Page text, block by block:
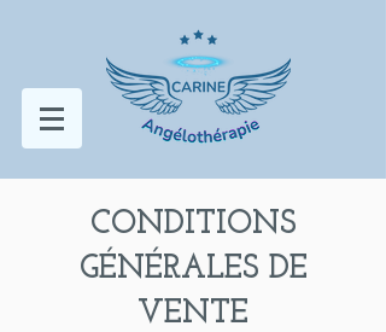
CONDITIONS
GÉNÉRALES DE
VENTE